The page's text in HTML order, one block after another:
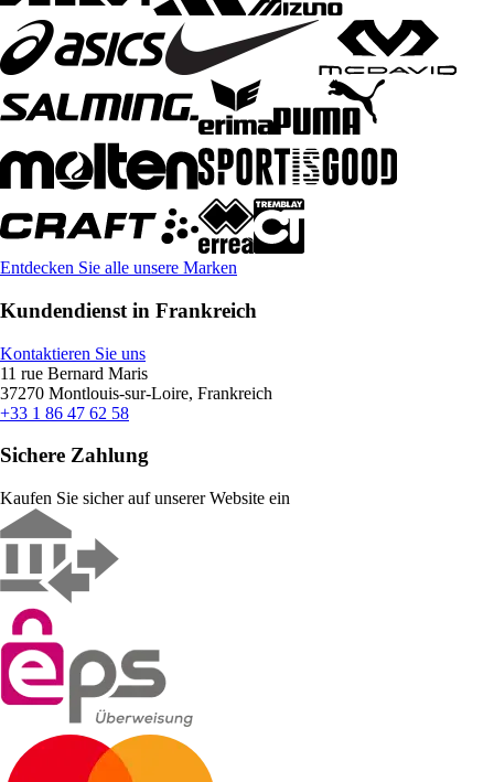
Entdecken Sie alle unsere Marken
Kundendienst in Frankreich
Kontaktieren Sie uns
11 rue Bernard Maris
37270 Montlouis-sur-Loire, Frankreich
+33 1 86 47 62 58
Sichere Zahlung
Kaufen Sie sicher auf unserer Website ein